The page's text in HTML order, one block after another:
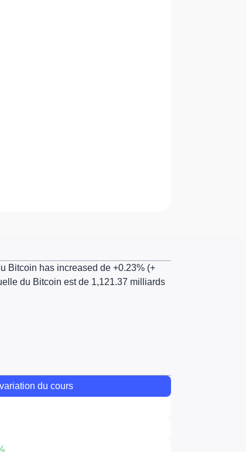
Bitcoin has increased de +0.23% (+
du Bitcoin est de 1,121.37 milliards
du cours